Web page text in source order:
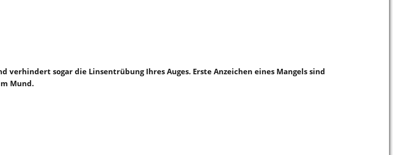
sogar die Linsentrübung Ihres Auges. Erste Anzeichen eines Mangels sind
Mund.